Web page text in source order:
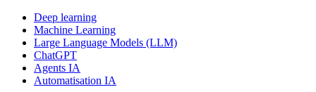
Deep learning
Machine Learning
Large Language Models (LLM)
ChatGPT
Agents IA
Automatisation IA